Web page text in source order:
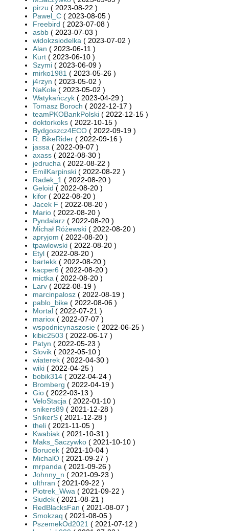
pirzu ( 2023-08-22 )
Pawel_C ( 2023-08-05 )
Freebird ( 2023-07-08 )
asbb ( 2023-07-03 )
widokzsiodelka ( 2023-07-02 )
Alan ( 2023-06-11 )
Kurt ( 2023-06-10 )
Szymi ( 2023-06-09 )
mirko1981 ( 2023-05-26 )
j4rzyn ( 2023-05-02 )
NaKole ( 2023-05-02 )
Watykańczyk ( 2023-04-29 )
Tomasz Boroch ( 2022-12-17 )
teamPKOBankPolski ( 2022-12-15 )
doktorkoks ( 2022-10-15 )
Bydgoszcz4ECO ( 2022-09-19 )
R. BikeRider ( 2022-09-16 )
jassa ( 2022-09-07 )
axass ( 2022-08-30 )
jedrucha ( 2022-08-22 )
EmilKarpinski ( 2022-08-22 )
Radek_1 ( 2022-08-20 )
Geloid ( 2022-08-20 )
kifor ( 2022-08-20 )
Jacek F ( 2022-08-20 )
Mario ( 2022-08-20 )
Pyndalarz ( 2022-08-20 )
Michał Różewski ( 2022-08-20 )
apryjom ( 2022-08-20 )
tpawlowski ( 2022-08-20 )
Etyl ( 2022-08-20 )
bartekk ( 2022-08-20 )
kacper6 ( 2022-08-20 )
mictka ( 2022-08-20 )
Larv ( 2022-08-19 )
marcinpalosz ( 2022-08-19 )
pablo_bike ( 2022-08-06 )
Mortal ( 2022-07-21 )
mariox ( 2022-07-07 )
wspodnicynaszosie ( 2022-06-25 )
kibic2503 ( 2022-06-17 )
Patyn ( 2022-05-23 )
Slovik ( 2022-05-10 )
wiaterek ( 2022-04-30 )
wiki ( 2022-04-25 )
bobik314 ( 2022-04-24 )
Bromberg ( 2022-04-19 )
Gio ( 2022-03-13 )
VeloStacja ( 2022-01-10 )
snikers89 ( 2021-12-28 )
SnikerS ( 2021-12-28 )
theli ( 2021-11-05 )
Kwabiak ( 2021-10-31 )
Maks_Saczywko ( 2021-10-10 )
Borucek ( 2021-10-04 )
MichalO ( 2021-09-27 )
mrpanda ( 2021-09-26 )
Johnny_n ( 2021-09-23 )
ulthran ( 2021-09-22 )
Piotrek_Wwa ( 2021-09-22 )
Siudek ( 2021-08-21 )
RedBlacksFan ( 2021-08-07 )
Smokzaq ( 2021-08-05 )
PszemekOd2021 ( 2021-07-12 )